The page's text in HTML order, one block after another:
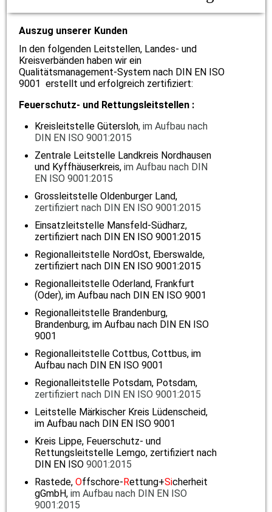
Auszug unserer Kunden
In den folgenden Leitstellen, Landes- und
Kreisverbänden haben wir ein
Qualitätsmanagement-System nach DIN EN ISO
9001 erstellt und erfolgreich zertifiziert:
Feuerschutz- und Rettungsleitstellen :
Kreisleitstelle Gütersloh,im Aufbau nach
DIN EN ISO 9001:2015
Zentrale Leitstelle Landkreis Nordhausen
und Kyffhäuserkreis,im Aufbau nach DIN
EN ISO 9001:2015
Grossleitstelle Oldenburger Land,
zertifiziert nach DIN EN ISO 9001:2015
Einsatzleitstelle Mansfeld-Südharz,
zertifiziert nach DIN EN ISO 9001:2015
Regionalleitstelle NordOst, Eberswalde,
zertifiziert nach DIN EN ISO 9001:2015
Regionalleitstelle Oderland, Frankfurt
(Oder), im Aufbau nach DIN EN ISO 9001
Regionalleitstelle Brandenburg,
Brandenburg, im Aufbau nach DIN EN ISO
9001
Regionalleitstelle Cottbus, Cottbus, im
Aufbau nach DIN EN ISO 9001
Regionalleitstelle Potsdam, Potsdam,
zertifiziert nach DIN EN ISO 9001:2015
Leitstelle Märkischer Kreis Lüdenscheid,
im Aufbau nach DIN EN ISO 9001
Kreis Lippe, Feuerschutz- und
Rettungsleitstelle Lemgo, zertifiziert nach
DIN EN ISO9001:2015
Rastede,Offschore- Rettung+Sicherheit
gGmbH,im Aufbau nach DIN EN ISO
9001:2015